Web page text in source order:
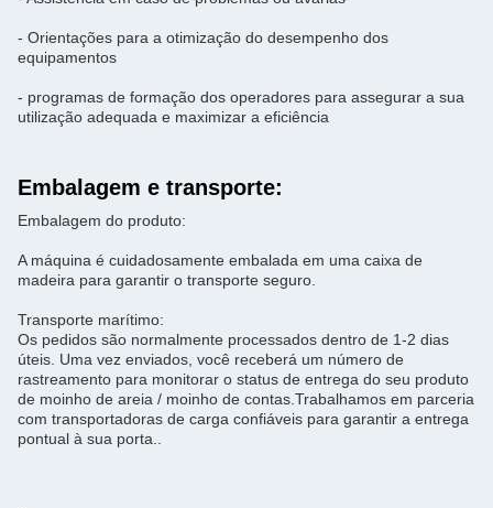
- Orientações para a otimização do desempenho dos
equipamentos
- programas de formação dos operadores para assegurar a sua
utilização adequada e maximizar a eficiência
Embalagem e transporte:
Embalagem do produto:
A máquina é cuidadosamente embalada em uma caixa de
madeira para garantir o transporte seguro.
Transporte marítimo:
Os pedidos são normalmente processados dentro de 1-2 dias
úteis. Uma vez enviados, você receberá um número de
rastreamento para monitorar o status de entrega do seu produto
de moinho de areia / moinho de contas.Trabalhamos em parceria
com transportadoras de carga confiáveis para garantir a entrega
pontual à sua porta..